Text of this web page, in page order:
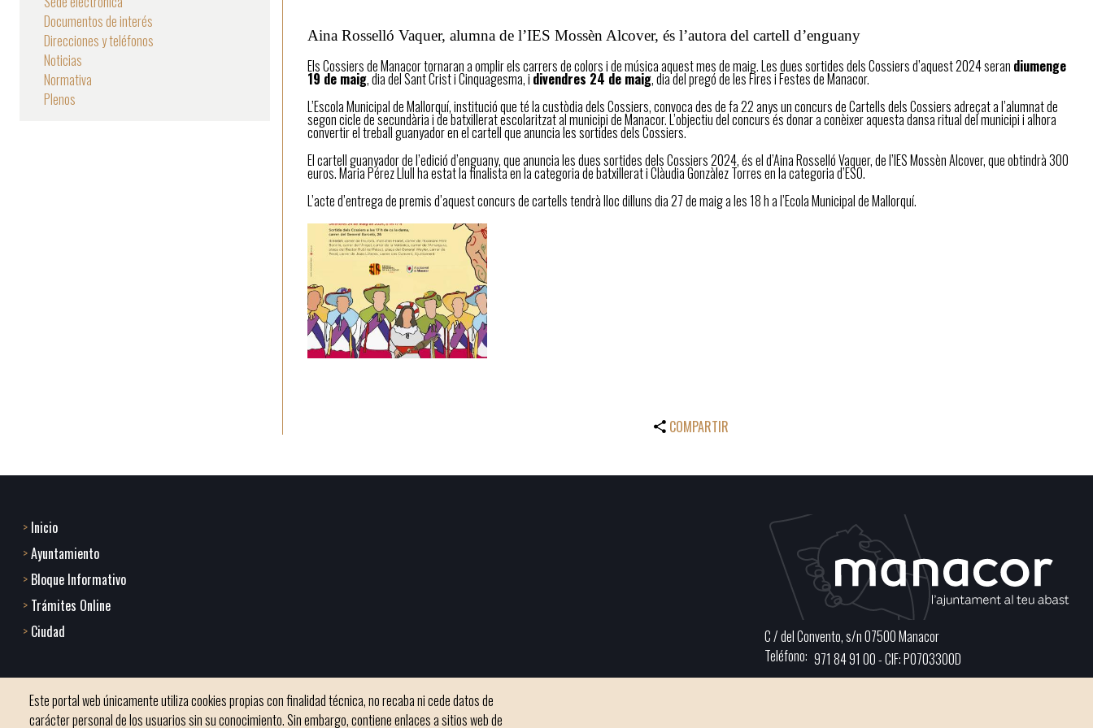
navegación
Documentos de interés
Direcciones y teléfonos
Noticias
Normativa
Plenos
Aina Rosselló Vaquer, alumna de l’IES Mossèn Alcover, és l’autora del cartell d’enguany
Els Cossiers de Manacor tornaran a omplir els carrers de colors i de música aquest mes de maig. Les dues sortides dels Cossiers d’aquest 2024 seran diumenge
19 de maig, dia del Sant Crist i Cinquagesma, i divendres 24 de maig, dia del pregó de les Fires i Festes de Manacor.
L’Escola Municipal de Mallorquí, institució que té la custòdia dels Cossiers, convoca des de fa 22 anys un concurs de Cartells dels Cossiers adreçat a l’alumnat de
segon cicle de secundària i de batxillerat escolaritzat al municipi de Manacor. L’objectiu del concurs és donar a conèixer aquesta dansa ritual del municipi i alhora
convertir el treball guanyador en el cartell que anuncia les sortides dels Cossiers.
El cartell guanyador de l’edició d’enguany, que anuncia les dues sortides dels Cossiers 2024, és el d’Aina Rosselló Vaquer, de l’IES Mossèn Alcover, que obtindrà 300
euros. Maria Pérez Llull ha estat la finalista en la categoria de batxillerat i Clàudia Gonzàlez Torres en la categoria d’ESO.
L’acte d’entrega de premis d’aquest concurs de cartells tendrà lloc dilluns dia 27 de maig a les 18 h a l’Ecola Municipal de Mallorquí.
COMPARTIR
Footer
menu
1
Home
2
Inicio
Ayuntamiento
Bloque Informativo
Trámites Online
Ciudad
C / del Convento, s/n 07500 Manacor
Teléfono 971 84 91 00 - CIF: P0703300D
Este portal web únicamente utiliza cookies propias con finalidad técnica, no recaba ni cede datos de
carácter personal de los usuarios sin su conocimiento. Sin embargo, contiene enlaces a sitios web de